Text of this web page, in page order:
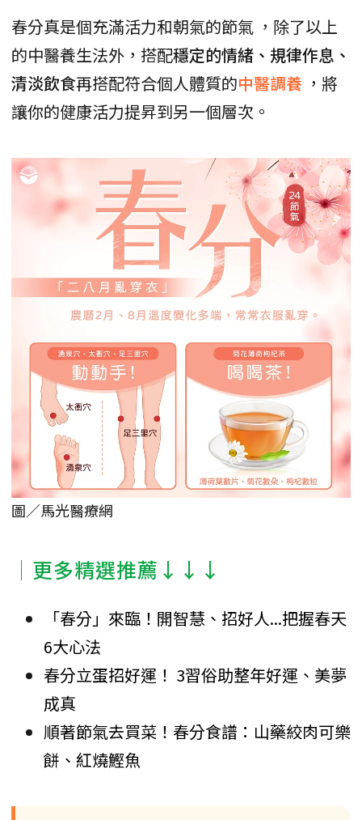
春分真是個充滿活力和朝氣的節氣 ，除了以上
的中醫養生法外，搭配穩定的情緒、規律作息、
清淡飲食再搭配符合個人體質的中醫調養 ，將
讓你的健康活力提昇到另一個層次。
圖／馬光醫療網
│更多精選推薦↓↓↓
「春分」來臨！開智慧、招好人...把握春天
6大心法
春分立蛋招好運！ 3習俗助整年好運、美夢
成真
順著節氣去買菜！春分食譜：山藥絞肉可樂
餅、紅燒鰹魚